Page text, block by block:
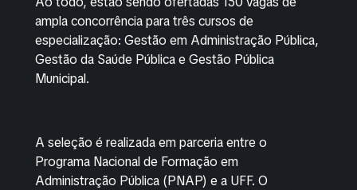
ampla concorrência para três cursos de
especialização: Gestão em Administração Pública,
Gestão da Saúde Pública e Gestão Pública
Municipal.
A seleção é realizada em parceria entre o
Programa Nacional de Formação em
Administração Pública (PNAP) e a UFF. O